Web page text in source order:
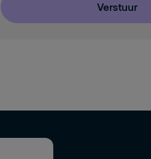
Verstuur